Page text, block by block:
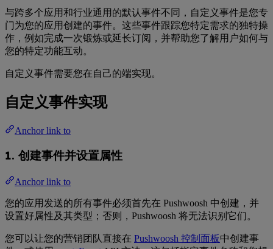
与跨多个应用和行业通用的默认事件不同，自定义事件是您专
门为您的应用创建的事件。这些事件跟踪您特定需求的独特操
作，例如完成一次锻炼或延长订阅，并帮助您了解用户如何与
您的特定功能互动。
自定义事件需要您在自己的端实现。
自定义事件实现
Anchor link to
1. 创建事件并设置属性
Anchor link to
您的应用发送的所有事件必须首先在 Pushwoosh 中创建，并
设置好属性及其类型；否则，Pushwoosh 将无法识别它们。
您可以让您的营销团队直接在 Pushwoosh 控制面板中创建事